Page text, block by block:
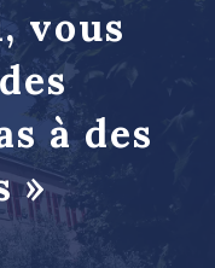
vous
à des
»